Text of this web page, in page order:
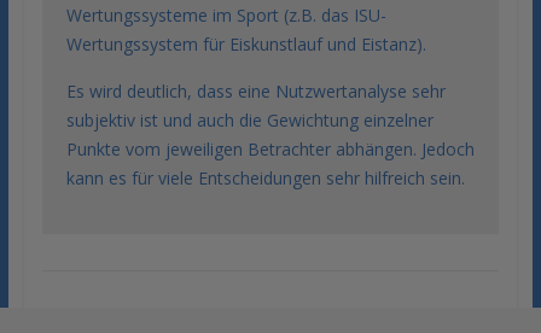
Wertungssysteme im Sport (z.B. das ISU-
Wertungssystem für Eiskunstlauf und Eistanz).
Es wird deutlich, dass eine Nutzwertanalyse sehr
subjektiv ist und auch die Gewichtung einzelner
Punkte vom jeweiligen Betrachter abhängen. Jedoch
kann es für viele Entscheidungen sehr hilfreich sein.